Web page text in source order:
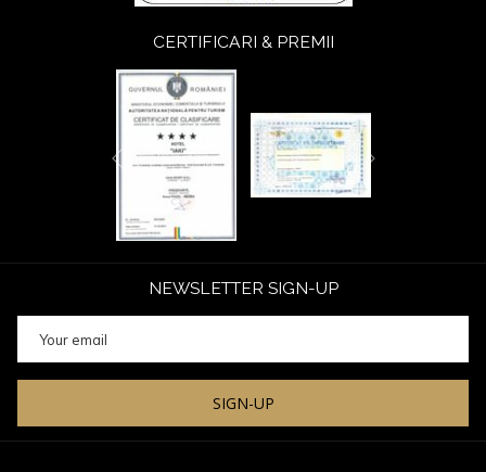
CERTIFICARI & PREMII
Previous
NEWSLETTER SIGN-UP
SIGN-UP